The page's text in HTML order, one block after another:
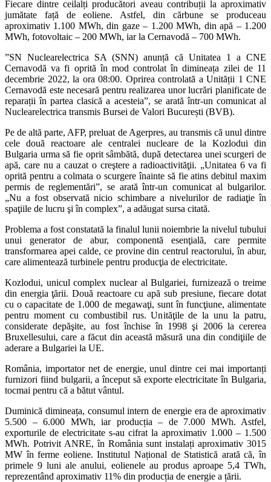
Fiecare dintre ceilalți producători aveau contribuții la aproximativ
jumătate față de eoliene. Astfel, din cărbune se produceau
aproximativ 1.100 MWh, din gaze – 1.200 MWh, din apă – 1.200
MWh, fotovoltaic – 200 MWh, iar la Cernavodă – 700 MWh.
”SN Nuclearelectrica SA (SNN) anunță că Unitatea 1 a CNE
Cernavodă va fi oprită în mod controlat în dimineața zilei de 11
decembrie 2022, la ora 08:00. Oprirea controlată a Unității 1 CNE
Cernavodă este necesară pentru realizarea unor lucrări planificate de
reparații în partea clasică a acesteia”, se arată într-un comunicat al
Nuclearelectrica transmis Bursei de Valori București (BVB).
Pe de altă parte, AFP, preluat de Agerpres, au transmis că unul dintre
cele două reactoare ale centralei nucleare de la Kozlodui din
Bulgaria urma să fie oprit sâmbătă, după detectarea unei scurgeri de
apă, care nu a cauzat o creştere a radioactivităţii. „Unitatea 6 va fi
oprită pentru a colmata o scurgere înainte să fie atins debitul maxim
permis de reglementări”, se arată într-un comunicat al bulgarilor.
„Nu a fost observată nicio schimbare a nivelurilor de radiaţie în
spaţiile de lucru şi în complex”, a adăugat sursa citată.
Problema a fost constatată la finalul lunii noiembrie la nivelul tubului
unui generator de abur, componentă esenţială, care permite
transformarea apei calde, ce provine din centrul reactorului, în abur,
care alimentează turbinele pentru producţia de electricitate.
Kozlodui, unicul complex nuclear al Bulgariei, furnizează o treime
din energia ţării. Două reactoare cu apă sub presiune, fiecare dotat
cu o capacitate de 1.000 de megawaţi, sunt în funcţiune, alimentate
pentru moment cu combustibil rus. Unităţile de la unu la patru,
considerate depăşite, au fost închise în 1998 şi 2006 la cererea
Bruxellesului, care a făcut din această măsură una din condiţiile de
aderare a Bulgariei la UE.
România, importator net de energie, unul dintre cei mai importanți
furnizori fiind bulgarii, a început să exporte electricitate în Bulgaria,
tocmai pentru că a bătut vântul.
Duminică dimineața, consumul intern de energie era de aproximativ
5.500 – 6.000 MWh, iar producția – de 7.000 MWh. Astfel,
exporturile de electricitate s-au cifrat la aproximativ 1.000 – 1.500
MWh. Potrivit ANRE, în România sunt instalați aproximativ 3015
MW în ferme eoliene. Institutul Național de Statistică arată că, în
primele 9 luni ale anului, eolienele au produs aproape 5,4 TWh,
reprezentând aproximativ 11% din producția de energie a țării.